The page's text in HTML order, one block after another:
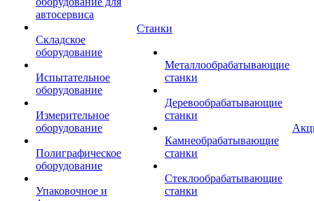
автосервиса
Складское
оборудование
Испытательное
оборудование
Измерительное
оборудование
Полиграфическое
оборудование
Упаковочное и
Станки
Металлообрабатывающие
станки
Деревообрабатывающие
станки
Камнеобрабатывающие
станки
Стеклообрабатывающие
станки